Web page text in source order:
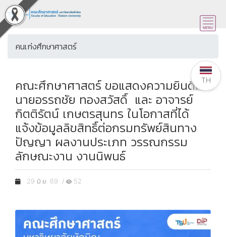
คนเก่งศึกษาศาสตร์
คณะศึกษาศาสตร์ ขอแสดงความยินดีกับ
นายอรรถชัย ทองสวัสดิ์ และ อาจารย์
กิตติรัตน์ เกษตรสุนทร ในโอกาสที่ได้
แจ้งข้อมูลลิขสิทธิ์ต่อกรมทรัพย์สินทาง
ปัญญา ผลงานประเภท วรรณกรรม
ลักษณะงาน งานนิพนธ์
29 มิ.ย. 69 / 52
TH